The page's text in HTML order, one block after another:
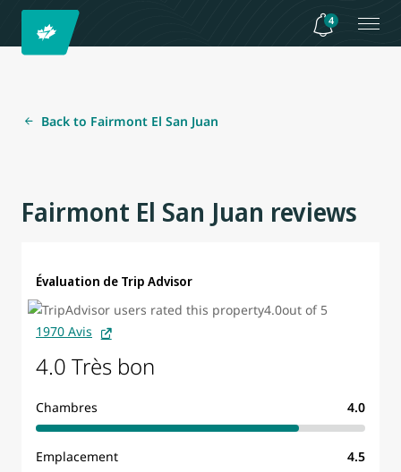
4
Back to Fairmont El San Juan
Fairmont El San Juan reviews
Évaluation de Trip Advisor
1970 Avis
4.0 Très bon
Chambres 4.0
Emplacement 4.5